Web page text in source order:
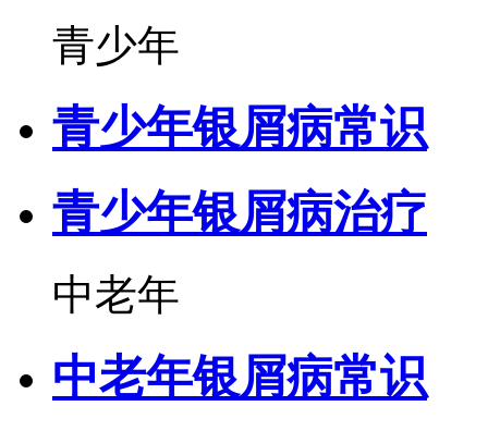
青少年
青少年银屑病常识
青少年银屑病治疗
中老年
中老年银屑病常识